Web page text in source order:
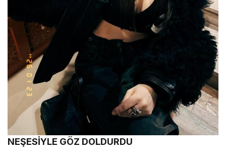
NEŞESİYLE GÖZ DOLDURDU